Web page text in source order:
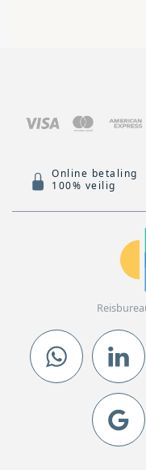
Online betaling
100% veilig